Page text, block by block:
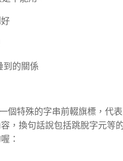
到的關係
個特殊的字串前輟旗標，代
，換句話說包括跳脫字元等
：